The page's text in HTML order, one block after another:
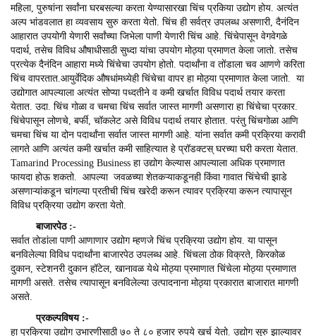
महिला, पुरुषांना सर्वांना घरबसल्या करता येण्यासारखा चिंच प्रकिया उद्योग होय. अत्यंत
अल्प भांडवलात हा व्यवसाय सुरु करता येतो. चिंच ही सर्वत्र उपलब्ध असणारी, दैनंदिन
आहारात उपयोगी येणारी सर्वांच्या जिभेला पाणी येणारी चिंच आहे. चिंचेपासून वेगवेगळे
पदार्थ, तसेच विविध औषाधीसाठी सुध्दा यांचा उपयोग मोठ्या प्रमाणत केला जातो. तसेच
प्रत्येक दैनंदिन आहारा मध्ये चिंचेचा उपयोग होतो. पदार्थांना व तोंडाला चव आणणे करिता
चिंच वापरतात.आयुर्वेदिक औषधांमध्येही चिंचेचा वापर हा मोठ्या प्रमाणात केला जातो. या
उद्योगात आपल्याला अत्यंत सोप्या पध्दतीने व कमी खर्चात विविध पदार्थ तयार करता
येतात. उदा. चिंच गोळा व चमचा चिंच सर्वात जास्त मागणी असणारा हा चिंचेचा प्रकार.
चिंचेपासून लोणचे, बर्फी, चॉकलेट असे विविध पदार्थ तयार होतात. परंतु चिंचगोळा आणि
चमचा चिंच या दोन पदार्थांना सर्वात जास्त मागणी आहे. यांना सर्वात कमी प्रक्रिया करावी
लागते आणि अत्यंत कमी खर्चात कमी साहित्यात हे प्रॉडक्टस् घरच्या घरी करता येतात.
Tamarind Processing Business हा उद्योग केल्यास आपल्याला अधिक प्रमाणात
फायदा होऊ शकतो. आपल्या जवळच्या शेतकऱ्याकडूनही किंवा गावात चिंचेची झाडे
असणाऱ्यांकडून चांगल्या प्रतीची चिंच खरेदी करून त्यावर प्रक्रिया करून त्यापासून
विविध प्रक्रिया उद्योग करता येतो.
बाजारपेठ:-
सर्वात तोडांला पाणी आणाणार उद्योग म्हणजे चिंच प्रक्रिया उद्योग होय. या पासून
बनविलेल्या विविध पदार्थांना बाजारपेठ उपलब्ध आहे. चिंचला ठोक विक्रते, किरकोळ
दुकान, स्टेशनरी दुकान हॉटेल, खानावळ येथे मोठ्या प्रमाणात चिंचेला मोठ्या प्रमाणात
मागणी असते. तसेच त्यापासून बनविलेल्या उत्पादनाना मोठ्या प्रकारात बाजारात मागणी
असते.
प्रकल्पविषय:-
हा प्रक्रिया उद्योग उभारणीसाठी ७० ते ८० हजार रुपये खर्च येतो. उद्योग सुरु झाल्यावर